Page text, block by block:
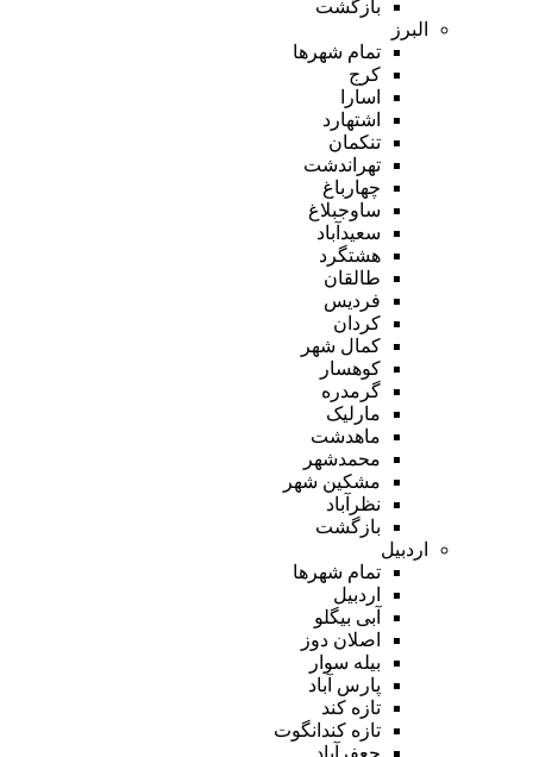
بازگشت
البرز
تمام شهر‌ها
کرج
اسارا
اشتهارد
تنکمان
تهراندشت
چهارباغ
ساوجبلاغ
سعیدآباد
هشتگرد
طالقان
فردیس
کردان
کمال شهر
کوهسار
گرمدره
مارلیک
ماهدشت
محمدشهر
مشکین شهر
نظرآباد
بازگشت
اردبیل
تمام شهر‌ها
اردبیل
آبی بیگلو
اصلان دوز
بیله سوار
پارس آباد
تازه کند
تازه کندانگوت
جعفرآباد